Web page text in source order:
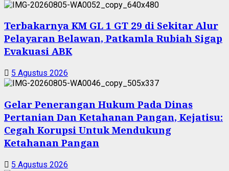
Terbakarnya KM GL 1 GT 29 di Sekitar Alur
Pelayaran Belawan, Patkamla Rubiah Sigap
Evakuasi ABK
5 Agustus 2026
Gelar Penerangan Hukum Pada Dinas
Pertanian Dan Ketahanan Pangan, Kejatisu:
Cegah Korupsi Untuk Mendukung
Ketahanan Pangan
5 Agustus 2026